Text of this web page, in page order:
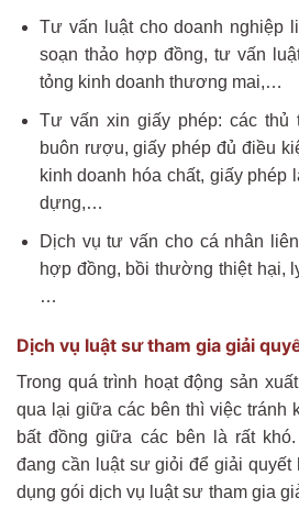
Tư vấn luật cho doanh nghiệp
soạn thảo hợp đồng, tư vấn
tỏng kinh doanh thương mai,…
Tư vấn xin giấy phép: các thủ
buôn rượu, giấy phép đủ điều
kinh doanh hóa chất, giấy phép
dựng,…
Dịch vụ tư vấn cho cá nhân
hợp đồng, bồi thường thiệt hại,
…
Dịch vụ luật sư tham gia giải
Trong quá trình hoạt động sản
qua lại giữa các bên thì việc tránh
bất đồng giữa các bên là rất
đang cần luật sư giỏi để giải quyết
dụng gói dịch vụ luật sư tham gia